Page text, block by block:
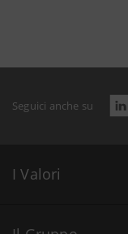
Seguici anche su
I Valori